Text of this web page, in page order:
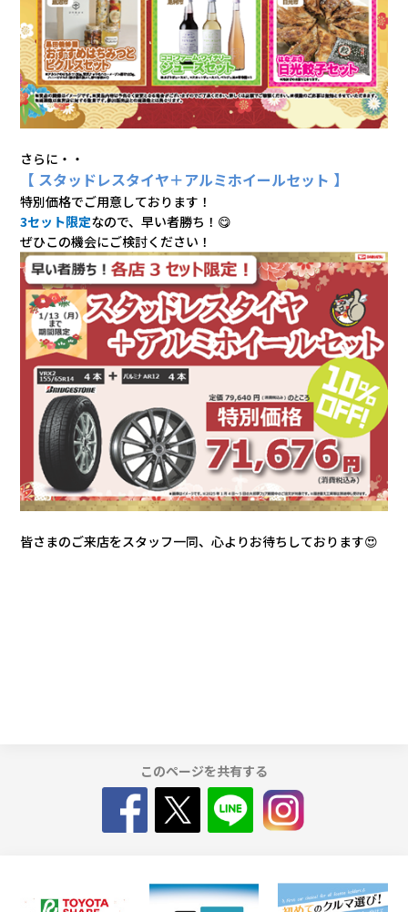
さらに・・
【 スタッドレスタイヤ＋アルミホイールセット 】
特別価格でご用意しております！
3セット限定なので、早い者勝ち！😋
ぜひこの機会にご検討ください！
皆さまのご来店をスタッフ一同、心よりお待ちしております😍
このページを共有する